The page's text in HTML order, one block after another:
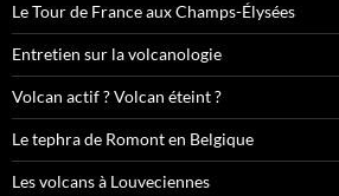
Le Tour de France aux Champs-Élysées
Entretien sur la volcanologie
Volcan actif ? Volcan éteint ?
Le tephra de Romont en Belgique
Les volcans à Louveciennes